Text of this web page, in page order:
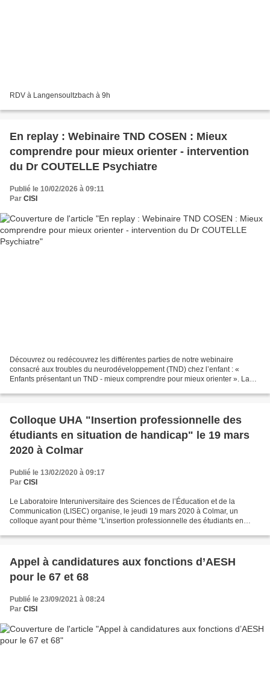
RDV à Langensoultzbach à 9h
En replay : Webinaire TND COSEN : Mieux
comprendre pour mieux orienter - intervention
du Dr COUTELLE Psychiatre
Publié le 10/02/2026 à 09:11
Par CISI
Découvrez ou redécouvrez les différentes parties de notre webinaire
consacré aux troubles du neurodéveloppement (TND) chez l’enfant : «
Enfants présentant un TND - mieux comprendre pour mieux orienter ». La
Colloque UHA "Insertion professionnelle des
étudiants en situation de handicap" le 19 mars
2020 à Colmar
Publié le 13/02/2020 à 09:17
Par CISI
Le Laboratoire Interuniversitaire des Sciences de l’Éducation et de la
Communication (LISEC) organise, le jeudi 19 mars 2020 à Colmar, un
colloque ayant pour thème “L’insertion professionnelle des étudiants en
Appel à candidatures aux fonctions d’AESH
pour le 67 et 68
Publié le 23/09/2021 à 08:24
Par CISI